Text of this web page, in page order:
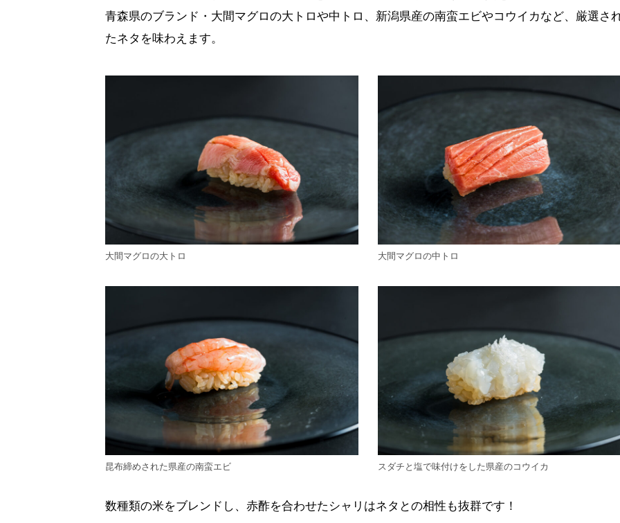
青森県のブランド・大間マグロの大トロや中トロ、新潟県産の南蛮エビやコウイカなど、厳選さ
たネタを味わえます。
大間マグロの大トロ 大間マグロの中トロ
昆布締めされた県産の南蛮エビ スダチと塩で味付けをした県産のコウイカ
数種類の米をブレンドし、赤酢を合わせたシャリはネタとの相性も抜群です！